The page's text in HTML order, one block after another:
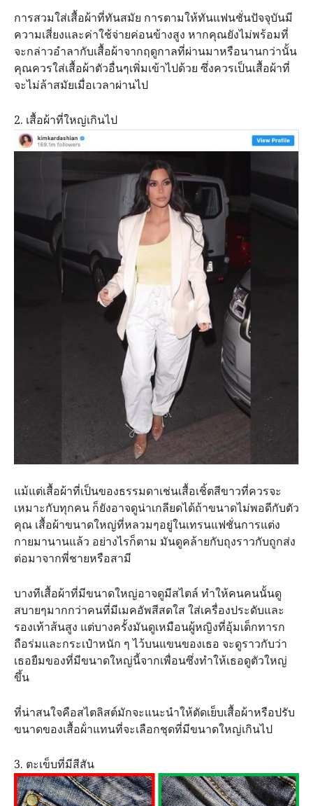
การสวมใส่เสื้อผ้าที่ทันสมัย​ การตามให้ทันแฟนชั่นปัจจุบันมี
ความเสี่ยงและค่าใช้จ่ายค่อนข้างสูง หากคุณยังไม่พร้อมที่
จะกล่าวอำลากับเสื้อผ้าจากฤดูกาลที่ผ่านมาหรือนานกว่านั้น​
คุณควรใส่เสื้อผ้าตัวอื่นๆเพิ่มเข้าไปด้วย​ ซึ่งควรเป็นเสื้อผ้าที่
จะไม่ล้าสมัยเมื่อเวลาผ่านไป
2. เสื้อผ้าที่ใหญ่เกินไป
แม้แต่เสื้อผ้าที่เป็นของธรรมดาเช่นเสื้อเชิ้ตสีขาวที่ควรจะ
เหมาะกับทุกคน​ ก็ยังอาจดูน่าเกลียดได้ถ้าขนาดไม่พอดีกับตัว
คุณ เสื้อผ้าขนาดใหญ่ที่หลวมๆอยู่ในเทรนแฟชั่นการแต่ง
กายมานานแล้ว อย่างไรก็ตาม​ มันดูคล้ายกับถุงราวกับถูกส่ง
ต่อมาจากพี่ชายหรือสามี
บางทีเสื้อผ้าที่มีขนาดใหญ่อาจดูมีสไตล์​ ทำให้คนคนนั้นดู
สบายๆมากกว่า​คนที่มีเมคอัพสีสดใส​ ใส่เครื่องประดับและ
รองเท้าส้นสูง แต่บางครั้งมันดูเหมือนผู้หญิงที่อุ้มเด็กทารก​
ถือร่มและกระเป๋าหนัก ๆ ไว้บนแขนของเธอ จะดูราวกับว่า
เธอยืมของที่มีขนาดใหญ่นี้จากเพื่อนซึ่งทำให้เธอดูตัวใหญ่
ขึ้น
ที่น่าสนใจคือสไตลิสต์มักจะแนะนำให้ตัดเย็บเสื้อผ้าหรือปรับ
ขนาดของเสื้อผ้่าแทนที่จะเลือกชุดที่มีขนาดใหญ่เกินไป
3. ตะเข็บที่มีสีสัน